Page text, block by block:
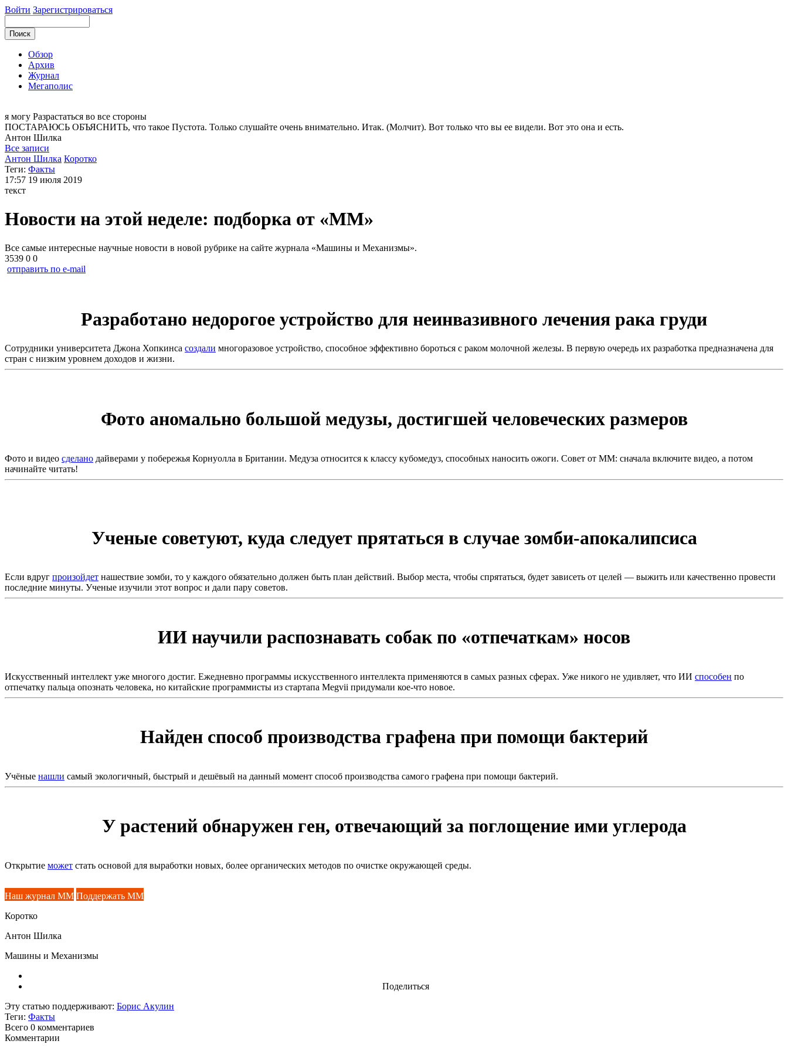
Войти Зарегистрироваться
Обзор
Архив
Журнал
Мегаполис
я могу Разрастаться во все стороны
ПОСТАРАЮСЬ ОБЪЯСНИТЬ, что такое Пустота. Только слушайте очень внимательно. Итак. (Молчит). Вот только что вы ее видели. Вот это она и есть.
Антон Шилка
Все записи
Антон Шилка Коротко
Теги: Факты
17:57 19 июля 2019
текст
Новости на этой неделе: подборка от «ММ»
Все самые интересные научные новости в новой рубрике на сайте журнала «Машины и Механизмы».
3539 0 0
отправить по e-mail
Разработано недорогое устройство для неинвазивного лечения рака груди
Сотрудники университета Джона Хопкинса создали многоразовое устройство, способное эффективно бороться с раком молочной железы. В первую очередь их разработка предназначена для
стран с низким уровнем доходов и жизни.
Фото аномально большой медузы, достигшей человеческих размеров
Фото и видео сделано дайверами у побережья Корнуолла в Британии. Медуза относится к классу кубомедуз, способных наносить ожоги. Совет от ММ: сначала включите видео, а потом
начинайте читать!
Ученые советуют, куда следует прятаться в случае зомби-апокалипсиса
Если вдруг произойдет нашествие зомби, то у каждого обязательно должен быть план действий. Выбор места, чтобы спрятаться, будет зависеть от целей — выжить или качественно провести
последние минуты. Ученые изучили этот вопрос и дали пару советов.
ИИ научили распознавать собак по «отпечаткам» носов
Искусственный интеллект уже многого достиг. Ежедневно программы искусственного интеллекта применяются в самых разных сферах. Уже никого не удивляет, что ИИ способен по
отпечатку пальца опознать человека, но китайские программисты из стартапа Megvii придумали кое-что новое.
Найден способ производства графена при помощи бактерий
Учёные нашли самый экологичный, быстрый и дешёвый на данный момент способ производства самого графена при помощи бактерий.
У растений обнаружен ген, отвечающий за поглощение ими углерода
Открытие может стать основой для выработки новых, более органических методов по очистке окружающей среды.
Наш журнал ММ Поддержать ММ
Коротко
Антон Шилка
Машины и Механизмы
Поделиться
Эту статью поддерживают: Борис Акулин
Теги: Факты
Всего 0 комментариев
Комментарии